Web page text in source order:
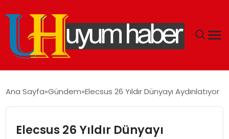
EKONOMI
SIYASET
Ana Sayfa Gündem Elecsus 26 Yıldır Dünyayı Aydınlatıyor
Elecsus 26 Yıldır Dünyayı